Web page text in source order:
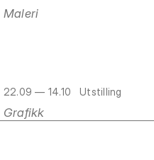
Maleri
22.09 — 14.10 Utstilling
Grafikk